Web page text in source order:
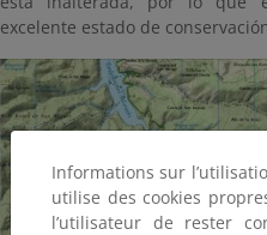
excelente estado de
Informations sur
utilise des cookies
l’utilisateur de rester